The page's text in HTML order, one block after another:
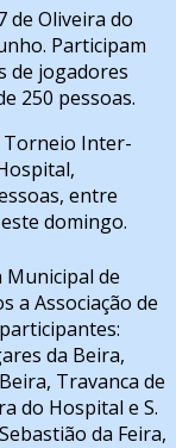
de Oliveira do
Participam
de jogadores
250 pessoas.
Torneio Inter-
entre
domingo.
Municipal de
a Associação de
da Beira,
Travanca de
do Hospital e S.
da Feira,